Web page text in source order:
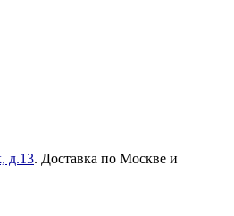
д.13. Доставка по Москве и